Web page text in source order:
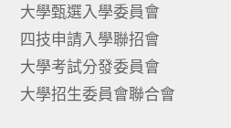
大學甄選入學委員會
四技申請入學聯招會
大學考試分發委員會
大學招生委員會聯合會